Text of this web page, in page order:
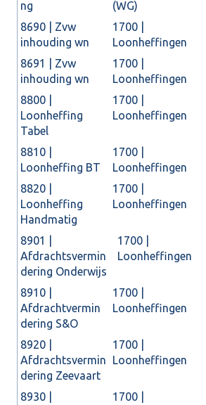
ng
(WG)
8690 | Zvw
inhouding wn
1700 |
Loonheffingen
8691 | Zvw
inhouding wn
1700 |
Loonheffingen
8800 |
Loonheffing
Tabel
1700 |
Loonheffingen
8810 |
Loonheffing BT
1700 |
Loonheffingen
8820 |
Loonheffing
Handmatig
1700 |
Loonheffingen
8901 |
Afdrachtsvermin
dering Onderwijs
1700 |
Loonheffingen
8910 |
Afdrachtvermin
dering S&O
1700 |
Loonheffingen
8920 |
Afdrachtsvermin
dering Zeevaart
1700 |
Loonheffingen
8930 |
1700 |